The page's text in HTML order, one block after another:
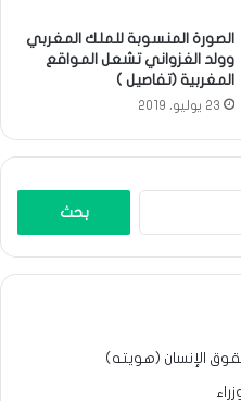
الصورة المنسوبة للملك المغربي
وولد الغزواني تشعل المواقع
المغربية (تفاصيل )
23 يوليو، 2019
الإنسان (هويته)